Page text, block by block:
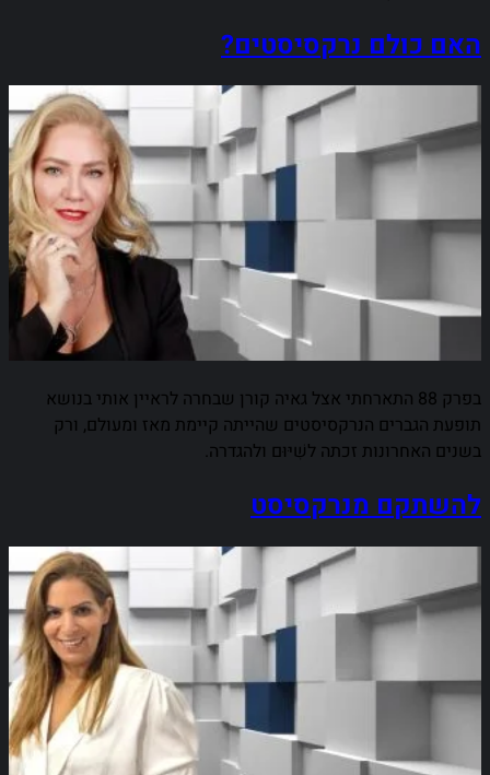
האם כולם נרקסיסטים?
בפרק 88 התארחתי אצל גאיה קורן שבחרה לראיין אותי בנושא
תופעת הגברים הנרקסיסטים שהייתה קיימת מאז ומעולם, ורק
בשנים האחרונות זכתה לשִׁיּוּם ולהגדרה.
להשתקם מנרקסיסט